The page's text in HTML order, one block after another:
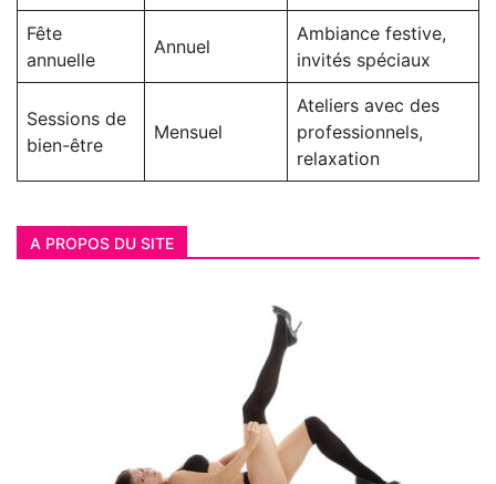
Fête
annuelle
Annuel
Ambiance festive,
invités spéciaux
Sessions de
bien-être
Mensuel
Ateliers avec des
professionnels,
relaxation
A PROPOS DU SITE